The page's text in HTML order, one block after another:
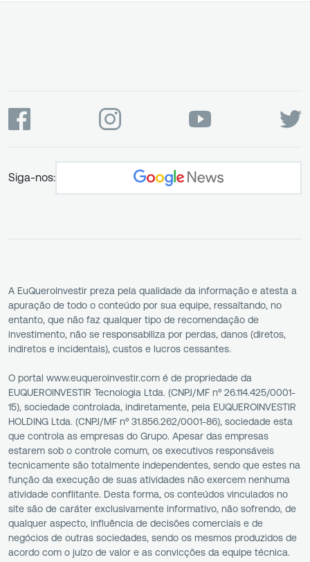
Siga-nos:
A EuQueroInvestir preza pela qualidade da informação e atesta a
apuração de todo o conteúdo por sua equipe, ressaltando, no
entanto, que não faz qualquer tipo de recomendação de
investimento, não se responsabiliza por perdas, danos (diretos,
indiretos e incidentais), custos e lucros cessantes.
O portal www.euqueroinvestir.com é de propriedade da
EUQUEROINVESTIR Tecnologia Ltda. (CNPJ/MF nº 26.114.425/0001-
15), sociedade controlada, indiretamente, pela EUQUEROINVESTIR
HOLDING Ltda. (CNPJ/MF nº 31.856.262/0001-86), sociedade esta
que controla as empresas do Grupo. Apesar das empresas
estarem sob o controle comum, os executivos responsáveis
tecnicamente são totalmente independentes, sendo que estes na
função da execução de suas atividades não exercem nenhuma
atividade conflitante. Desta forma, os conteúdos vinculados no
site são de caráter exclusivamente informativo, não sofrendo, de
qualquer aspecto, influência de decisões comerciais e de
negócios de outras sociedades, sendo os mesmos produzidos de
acordo com o juízo de valor e as convicções da equipe técnica.